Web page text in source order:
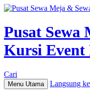
Pusat Sewa
Kursi Event
Cari
Menu Utama Langsung